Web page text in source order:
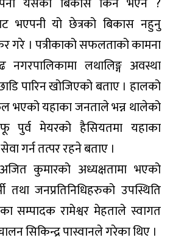
भएपनी यो छेत्रको बिकास नहुनु
गरे । पत्रीकाको सफलताको कामना
नगरपालिकामा लथालिङ्ग अवस्था
पारिन खोजिएको बताए । हालको
भएको यहाका जनताले भन्न थालेको
मेयरको हैसियतमा यहाका
गर्न तत्पर रहने बताए ।
कुमारको अध्यक्षतामा भएको
तथा जनप्रतिनिधिहरुको उपस्थिति
सम्पादक रामेश्वर मेहताले स्वागत
सिकिन्द्र पास्वानले गरेका थिए ।